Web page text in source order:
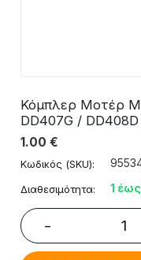
Κόμπλερ Μοτέρ
DD407G /
1.00 €
Κωδικός (SKU):
Διαθεσιμότητα: 1
−